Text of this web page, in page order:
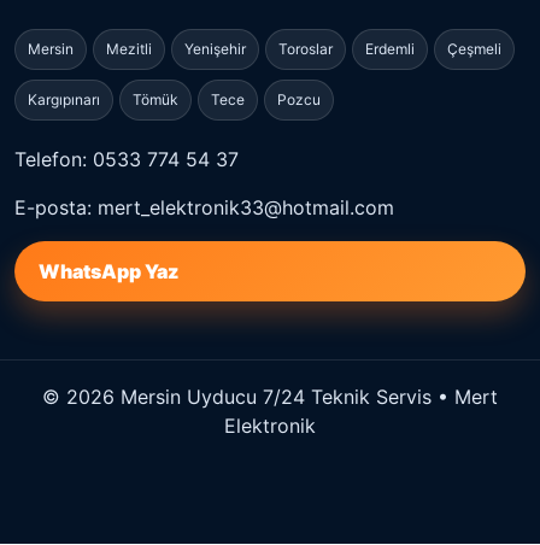
Mersin Mezitli Yenişehir Toroslar Erdemli Çeşmeli
Kargıpınarı Tömük Tece Pozcu
Telefon: 0533 774 54 37
E-posta: mert_elektronik33@hotmail.com
WhatsApp Yaz
© 2026 Mersin Uyducu 7/24 Teknik Servis • Mert
Elektronik